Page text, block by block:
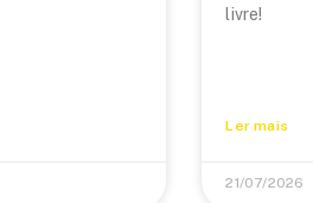
livre!
Ler mais
21/07/2026